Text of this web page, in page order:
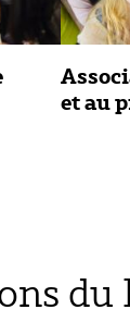
et au